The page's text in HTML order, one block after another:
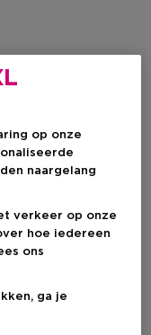
op onze
naargelang
verkeer op onze
hoe iedereen
ons
ga je